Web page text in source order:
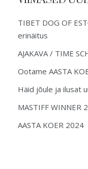
TIBET DOG OF
erinäitus
AJAKAVA / TIME
Ootame AASTA
Häid jõule ja ilusat
MASTIFF WINNER
AASTA KOER 2024